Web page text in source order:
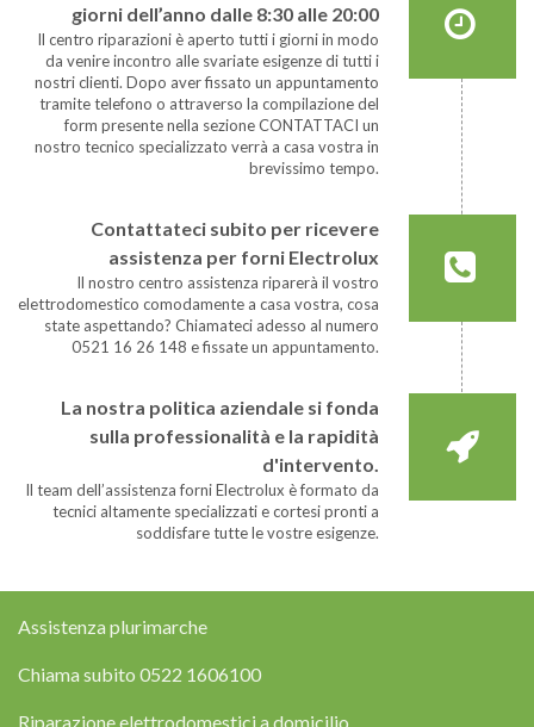
giorni dell’anno dalle 8:30 alle 20:00
Il centro riparazioni è aperto tutti i giorni in modo
da venire incontro alle svariate esigenze di tutti i
nostri clienti. Dopo aver fissato un appuntamento
tramite telefono o attraverso la compilazione del
form presente nella sezione CONTATTACI un
nostro tecnico specializzato verrà a casa vostra in
brevissimo tempo.
Contattateci subito per ricevere
assistenza per forni Electrolux
Il nostro centro assistenza riparerà il vostro
elettrodomestico comodamente a casa vostra, cosa
state aspettando? Chiamateci adesso al numero
0521 16 26 148 e fissate un appuntamento.
La nostra politica aziendale si fonda
sulla professionalità e la rapidità
d'intervento.
Il team dell’assistenza forni Electrolux è formato da
tecnici altamente specializzati e cortesi pronti a
soddisfare tutte le vostre esigenze.
Assistenza plurimarche
Chiama subito 0522 1606100
Riparazione elettrodomestici a domicilio